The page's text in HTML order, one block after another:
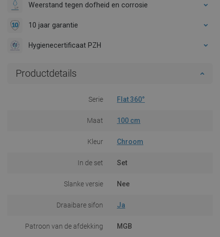
Weerstand tegen dofheid en corrosie
10 jaar garantie
Hygienecertificaat PZH
Productdetails
Serie Flat 360°
Maat 100 cm
Kleur Chroom
In de set Set
Slanke versie Nee
Draaibare sifon Ja
Patroon van de afdekking MGB